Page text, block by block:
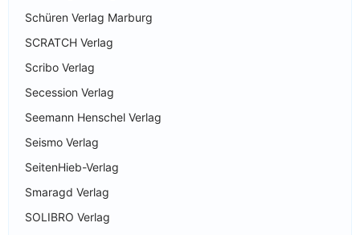
Schüren Verlag Marburg
SCRATCH Verlag
Scribo Verlag
Secession Verlag
Seemann Henschel Verlag
Seismo Verlag
SeitenHieb-Verlag
Smaragd Verlag
SOLIBRO Verlag